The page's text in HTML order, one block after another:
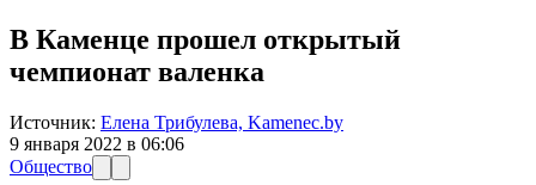
В Каменце прошел открытый
чемпионат валенка
Источник: Елена Трибулева, Kamenec.by
9 января 2022 в 06:06
Общество